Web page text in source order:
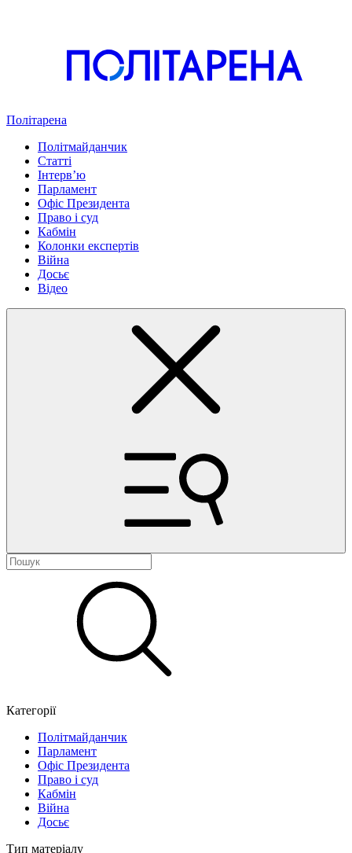
Політарена
Політмайданчик
Статті
Інтервʼю
Парламент
Офіс Президента
Право і суд
Кабмін
Колонки експертів
Війна
Досьє
Відео
Категорії
Політмайданчик
Парламент
Офіс Президента
Право і суд
Кабмін
Війна
Досьє
Тип матеріалу